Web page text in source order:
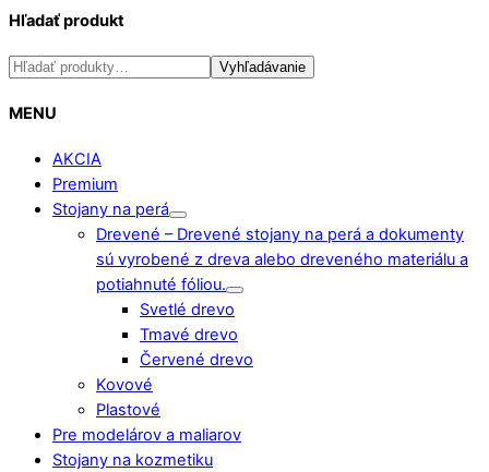
Hľadať produkt
Hľadať: Vyhľadávanie
MENU
AKCIA
Premium
Stojany na perá
Drevené – Drevené stojany na perá a dokumenty
sú vyrobené z dreva alebo dreveného materiálu a
potiahnuté fóliou.
Svetlé drevo
Tmavé drevo
Červené drevo
Kovové
Plastové
Pre modelárov a maliarov
Stojany na kozmetiku